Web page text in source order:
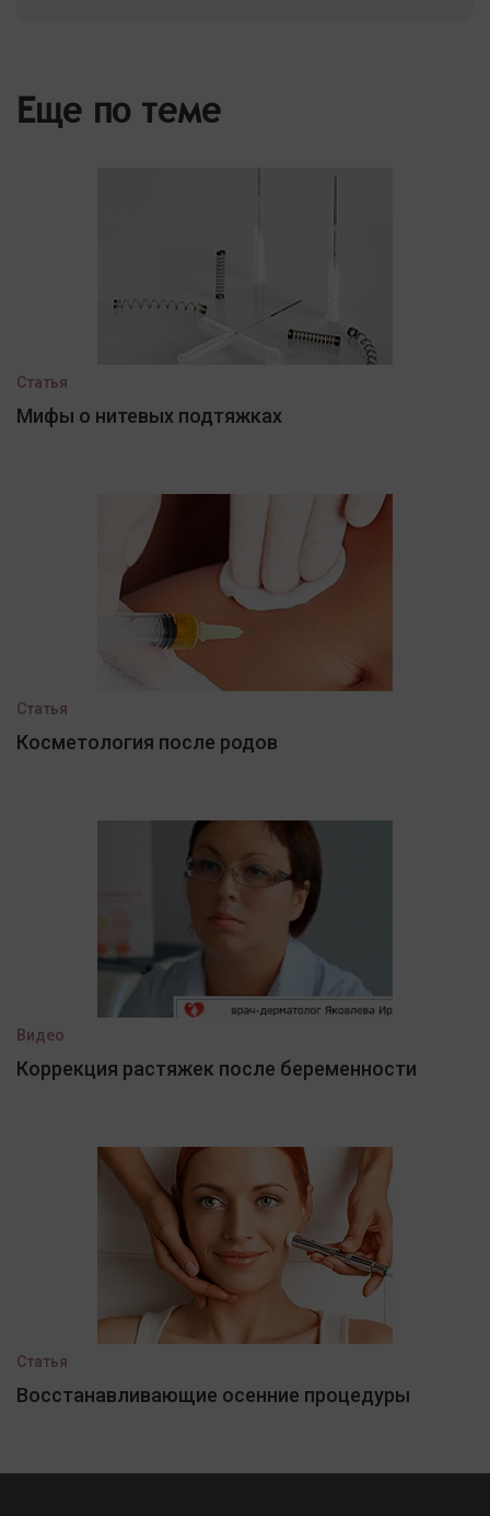
Еще по теме
Статья
Мифы о нитевых подтяжках
Статья
Косметология после родов
Видео
Коррекция растяжек после беременности
Статья
Восстанавливающие осенние процедуры